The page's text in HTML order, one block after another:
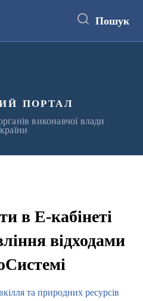
Пошук
портал
виконавчої влади
в Е-кабінеті
відходами
та природних ресурсів